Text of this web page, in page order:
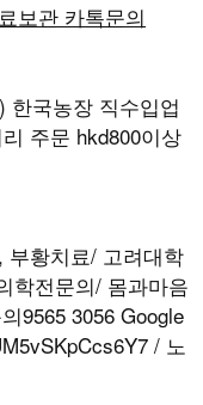
보관 카톡문의
한국농장 직수입업
주문 hkd800이상
황치료/ 고려대학
학전문의/ 몸과마음
9565 3056 Google
/ 노